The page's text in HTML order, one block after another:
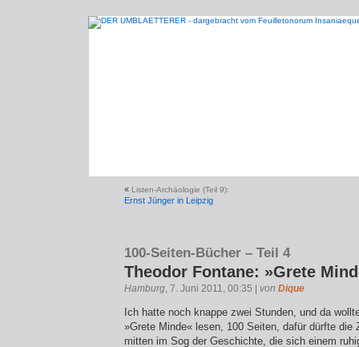
« Listen-Archäologie (Teil 9):
Ernst Jünger in Leipzig
100-Seiten-Bücher – Teil 4
Theodor Fontane: »Grete
Hamburg, 7. Juni 2011, 00:35 | von Dique
Ich hatte noch knappe zwei Stunden, und da
»Grete Minde« lesen, 100 Seiten, dafür dürfte die
mitten im Sog der Geschichte, die sich einem